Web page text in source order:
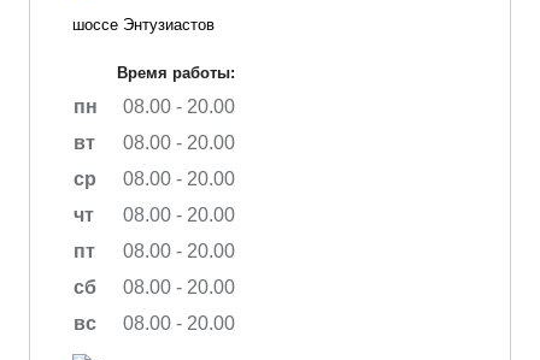
шоссе Энтузиастов
Время работы:
пн
08.00 - 20.00
вт
08.00 - 20.00
ср
08.00 - 20.00
чт
08.00 - 20.00
пт
08.00 - 20.00
сб
08.00 - 20.00
вс
08.00 - 20.00